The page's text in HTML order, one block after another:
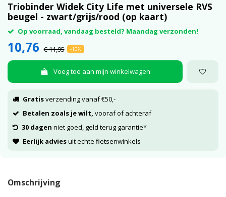
Triobinder Widek City Life met universele RVS
beugel - zwart/grijs/rood (op kaart)
Op voorraad, vandaag besteld? Maandag verzonden!
10,76 € 11,95 -10%
Voeg toe aan mijn winkelwagen
Gratisverzending vanaf €50,-
Betalen zoals je wilt, vooraf of achteraf
30 dagen niet goed, geld terug garantie*
Eerlijk adviesuit echte fietsenwinkels
Omschrijving